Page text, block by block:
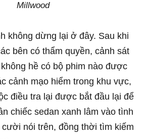
Millwood
không dừng lại ở đây. Sau khi
bên có thẩm quyền, cảnh sát
hề có bộ phim nào được
cảnh mạo hiểm trong khu vực,
điều tra lại được bắt đầu lại để
chiếc sedan xanh lâm vào tình
nói trên, đồng thời tìm kiếm